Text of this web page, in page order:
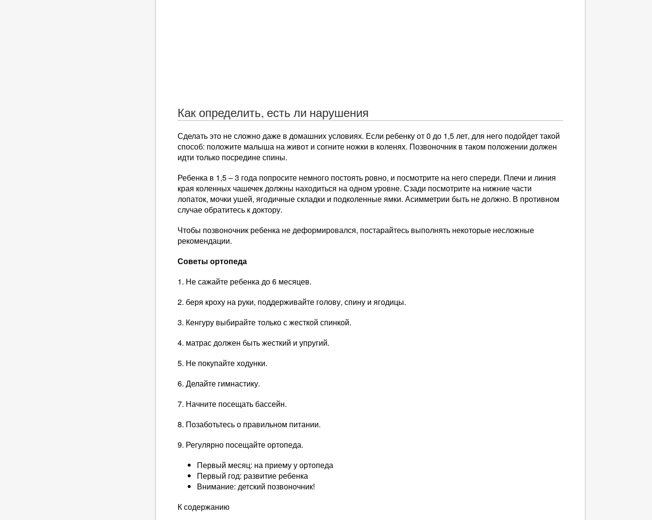
Как определить, есть ли нарушения
Сделать это не сложно даже в домашних условиях. Если ребенку от 0 до 1,5 лет, для него подойдет такой
способ: положите малыша на живот и согните ножки в коленях. Позвоночник в таком положении должен
идти только посредине спины.
Ребенка в 1,5 – 3 года попросите немного постоять ровно, и посмотрите на него спереди. Плечи и линия
края коленных чашечек должны находиться на одном уровне. Сзади посмотрите на нижние части
лопаток, мочки ушей, ягодичные складки и подколенные ямки. Асимметрии быть не должно. В противном
случае обратитесь к доктору.
Чтобы позвоночник ребенка не деформировался, постарайтесь выполнять некоторые несложные
рекомендации.
Советы ортопеда
1. Не сажайте ребенка до 6 месяцев.
2. беря кроху на руки, поддерживайте голову, спину и ягодицы.
3. Кенгуру выбирайте только с жесткой спинкой.
4. матрас должен быть жесткий и упругий.
5. Не покупайте ходунки.
6. Делайте гимнастику.
7. Начните посещать бассейн.
8. Позаботьтесь о правильном питании.
9. Регулярно посещайте ортопеда.
Первый месяц: на приему у ортопеда
Первый год: развитие ребенка
Внимание: детский позвоночник!
К содержанию